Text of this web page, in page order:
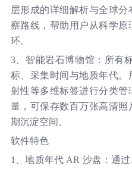
层形成的详细解析与全球
察路线，帮助用户从科学
环。
3、智能岩石博物馆：所有
标、采集时间与地质年代
射性等多维标签进行分类
量，可保存数百万张高清
期沉淀空间。
软件特色
1、地质年代 AR 沙盘：通